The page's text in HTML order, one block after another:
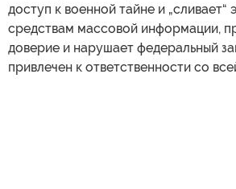
доступ к военной тайне и „сливает“
средствам массовой информации,
доверие и нарушает федеральный
привлечен к ответственности со